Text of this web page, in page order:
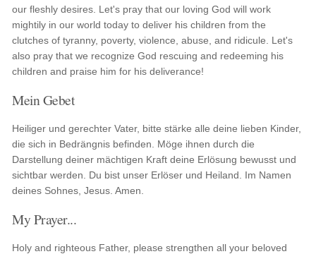
our fleshly desires. Let's pray that our loving God will work
mightily in our world today to deliver his children from the
clutches of tyranny, poverty, violence, abuse, and ridicule. Let's
also pray that we recognize God rescuing and redeeming his
children and praise him for his deliverance!
Mein Gebet
Heiliger und gerechter Vater, bitte stärke alle deine lieben Kinder,
die sich in Bedrängnis befinden. Möge ihnen durch die
Darstellung deiner mächtigen Kraft deine Erlösung bewusst und
sichtbar werden. Du bist unser Erlöser und Heiland. Im Namen
deines Sohnes, Jesus. Amen.
My Prayer...
Holy and righteous Father, please strengthen all your beloved